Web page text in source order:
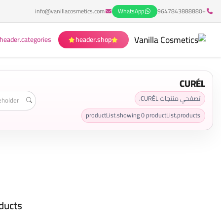
+9647843888880
WhatsApp
info@vanillacosmetics.com
header.shop
CURÉL
تصفحي منتجات CURÉL.
productList.showing0productList.products